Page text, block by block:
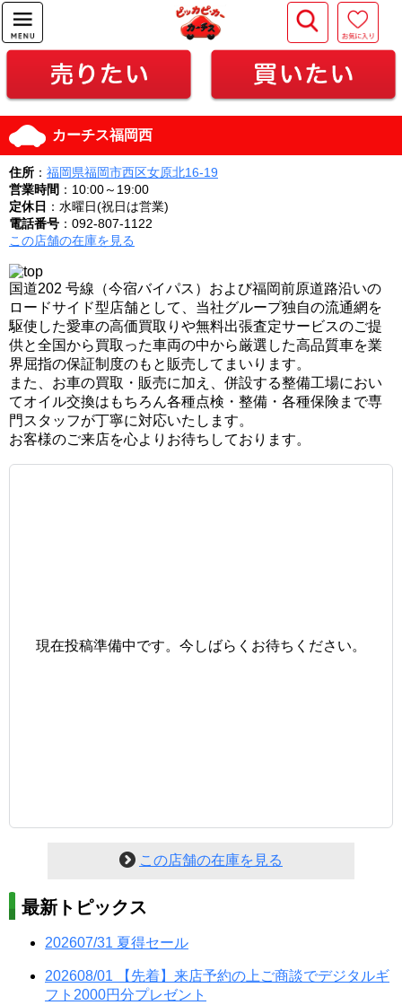
カーチス福岡西
住所 ： 福岡県福岡市西区女原北16-19
営業時間 ：10:00～19:00
定休日 ：水曜日(祝日は営業)
電話番号 ：092-807-1122
この店舗の在庫を見る
国道202 号線（今宿バイパス）および福岡前原道路沿いの
ロードサイド型店舗として、当社グループ独自の流通網を
駆使した愛車の高価買取りや無料出張査定サービスのご提
供と全国から買取った車両の中から厳選した高品質車を業
界屈指の保証制度のもと販売してまいります。
また、お車の買取・販売に加え、併設する整備工場におい
てオイル交換はもちろん各種点検・整備・各種保険まで専
門スタッフが丁寧に対応いたします。
お客様のご来店を心よりお待ちしております。
現在投稿準備中です。今しばらくお待ちください。
この店舗の在庫を見る
最新トピックス
202607/31 夏得セール
202608/01 【先着】来店予約の上ご商談でデジタルギ
フト2000円分プレゼント